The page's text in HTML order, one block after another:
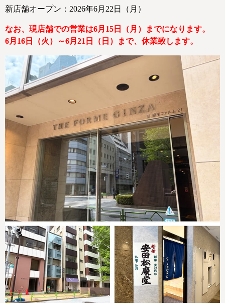
新店舗オープン：2026年6月22日（月）
なお、現店舗での営業は6月15日（月）までになります。
6月16日（火）～6月21日（日）まで、休業致します。